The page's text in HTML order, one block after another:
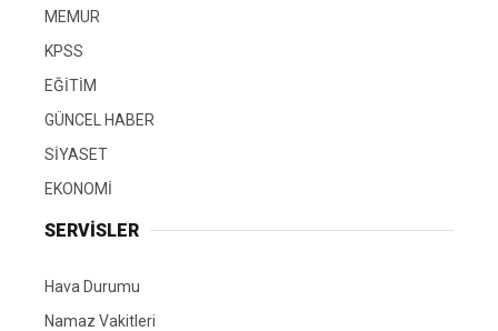
MEMUR
KPSS
EĞİTİM
GÜNCEL HABER
SİYASET
EKONOMİ
SERVİSLER
Hava Durumu
Namaz Vakitleri